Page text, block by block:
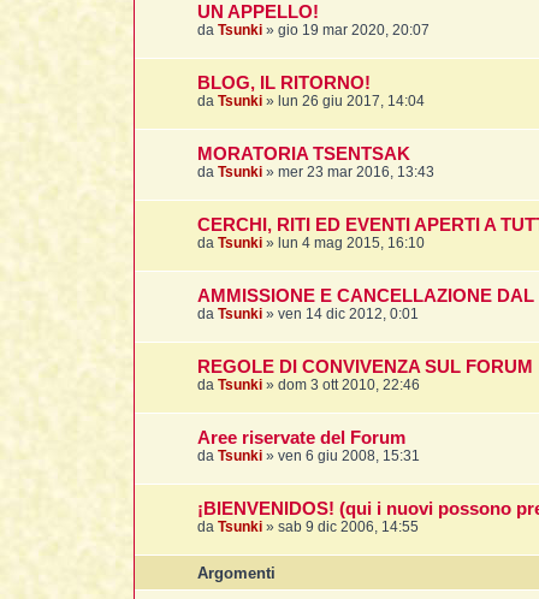
UN APPELLO!
da Tsunki » gio 19 mar 2020, 20:07
BLOG, IL RITORNO!
da Tsunki » lun 26 giu 2017, 14:04
MORATORIA TSENTSAK
da Tsunki » mer 23 mar 2016, 13:43
CERCHI, RITI ED EVENTI APERTI A
da Tsunki » lun 4 mag 2015, 16:10
AMMISSIONE E CANCELLAZIONE
da Tsunki » ven 14 dic 2012, 0:01
REGOLE DI CONVIVENZA SUL FORUM
da Tsunki » dom 3 ott 2010, 22:46
Aree riservate del Forum
da Tsunki » ven 6 giu 2008, 15:31
¡BIENVENIDOS! (qui i nuovi possono
da Tsunki » sab 9 dic 2006, 14:55
Argomenti